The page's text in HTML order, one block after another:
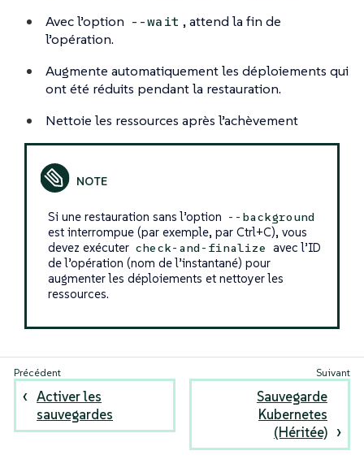
Avec l’option --wait , attend la fin de
l’opération.
Augmente automatiquement les déploiements qui
ont été réduits pendant la restauration.
Nettoie les ressources après l’achèvement
Si une restauration sans l’option --background
est interrompue (par exemple, par Ctrl+C), vous
devez exécuter check-and-finalize avec l’ID
de l’opération (nom de l’instantané) pour
augmenter les déploiements et nettoyer les
ressources.
Activer les
sauvegardes
Sauvegarde
Kubernetes
(Héritée)